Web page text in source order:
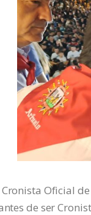
Oficial
de ser